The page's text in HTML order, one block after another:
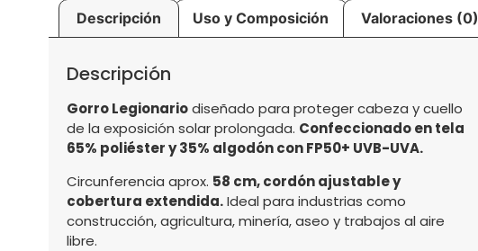
Descripción Uso y Composición Valoraciones (0)
Descripción
Gorro Legionariodiseñado para proteger cabeza y cuello
de la exposición solar prolongada. Confeccionado en tela
65% poliéster y 35% algodón con FP50+ UVB-UVA.
Circunferencia aprox. 58 cm, cordón ajustable y
cobertura extendida.Ideal para industrias como
construcción, agricultura, minería, aseo y trabajos al aire
libre.